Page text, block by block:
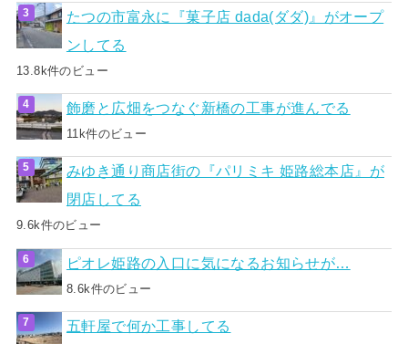
たつの市富永に『菓子店 dada(ダダ)』がオープ
ンしてる
13.8k件のビュー
飾磨と広畑をつなぐ新橋の工事が進んでる
11k件のビュー
みゆき通り商店街の『パリミキ 姫路総本店』が
閉店してる
9.6k件のビュー
ピオレ姫路の入口に気になるお知らせが…
8.6k件のビュー
五軒屋で何か工事してる